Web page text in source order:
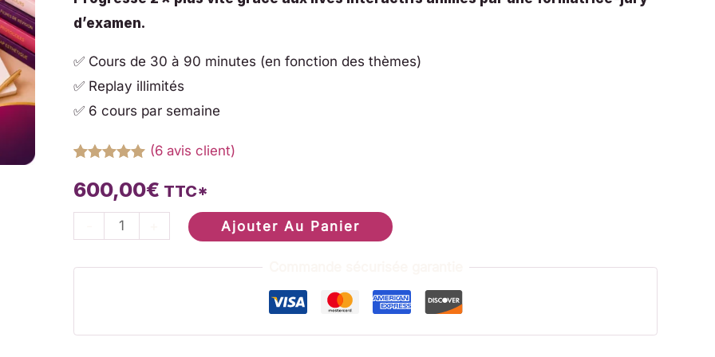
d’examen.
✅ Cours de 30 à 90 minutes (en fonction des thèmes)
✅ Replay illimités
✅ 6 cours par semaine
sur 5
basé sur
notations
(6avis client)
600,00€ TTC*
direct
Gaëlle,
Jury
d'examen
Ajouter Au Panier